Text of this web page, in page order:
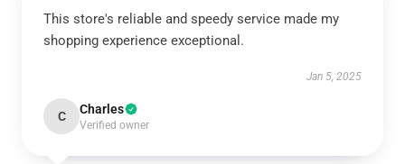
This store's reliable and speedy service made my
shopping experience exceptional.
Jan 5, 2025
C Charles
Verified owner